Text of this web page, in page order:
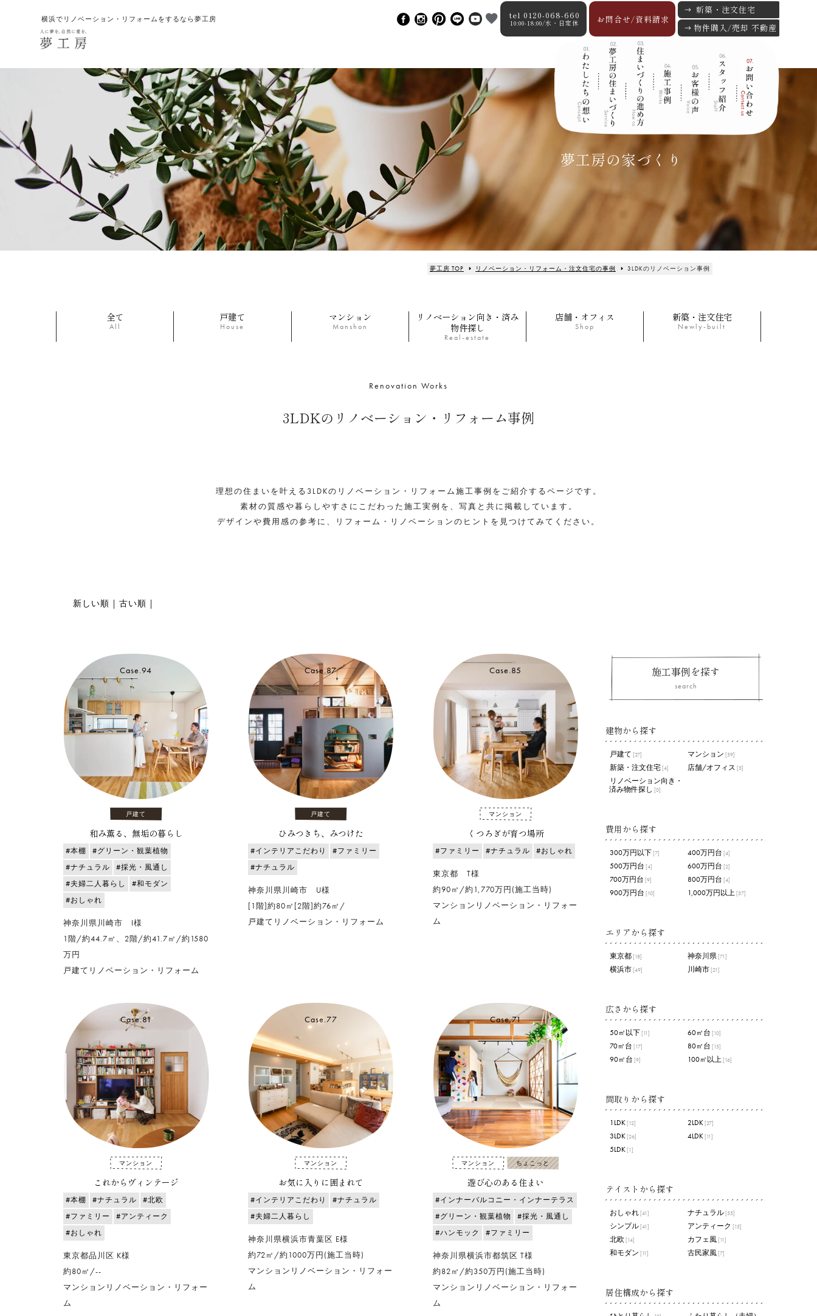
横浜でリノベーション・リフォームをするなら夢工房 tel 0120-068-660
10:00-18:00/水・日定休 お問合せ/資料請求
新築・注文住宅
物件購入/売却 不動産
夢工房の家づくり
夢工房 TOP リノベーション・リフォーム・注文住宅の事例 3LDKのリノベーション事例
全て
All
戸建て
House
マンション
Manshon
リノベーション向き・済み
物件探し
Real-estate
店舗・オフィス
Shop
新築・注文住宅
Newly-built
Renovation Works
3LDKのリノベーション・リフォーム事例
理想の住まいを叶える3LDKのリノベーション・リフォーム施工事例をご紹介するページです。
素材の質感や暮らしやすさにこだわった施工実例を、写真と共に掲載しています。
デザインや費用感の参考に、リフォーム・リノベーションのヒントを見つけてみてください。
新しい順 | 古い順 |
Case.94
戸建て
和み薫る、無垢の暮らし
#本棚
#グリーン・観葉植物
#ナチュラル
#採光・風通し
#夫婦二人暮らし
#和モダン
#おしゃれ
神奈川県川崎市 I様
1階/約44.7㎡、2階/約41.7㎡/約1580
万円
戸建てリノベーション・リフォーム
Case.87
戸建て
ひみつきち、みつけた
#インテリアこだわり
#ファミリー
#ナチュラル
神奈川県川崎市 U様
[1階]約80㎡[2階]約76㎡/
戸建てリノベーション・リフォーム
Case.85
マンション
くつろぎが育つ場所
#ファミリー #ナチュラル #おしゃれ
東京都 T様
約90㎡/約1,770万円(施工当時)
マンションリノベーション・リフォー
ム
Case.81
マンション
これからヴィンテージ
#本棚 #ナチュラル
#北欧
#ファミリー
#アンティーク
#おしゃれ
東京都品川区 K様
約80㎡/--
マンションリノベーション・リフォー
ム
Case.77
マンション
お気に入りに囲まれて
#インテリアこだわり
#ナチュラル
#夫婦二人暮らし
神奈川県横浜市青葉区 E様
約72㎡/約1000万円(施工当時)
マンションリノベーション・リフォー
ム
Case.71
マンション ちょこっと
遊び心のある住まい
#インナーバルコニー・インナーテラス
#グリーン・観葉植物
#採光・風通し
#ハンモック
#ファミリー
神奈川県横浜市都筑区 T様
約82㎡/約350万円(施工当時)
マンションリノベーション・リフォー
ム
施工事例を探す
search
建物から探す
戸建て [27] マンション [59]
新築・注文住宅[4] 店舗/オフィス [5]
リノベーション向き・
済み物件探し [0]
費用から探す
300万円以下[7] 400万円台 [4]
500万円台 [4] 600万円台 [2]
700万円台 [9] 800万円台 [4]
900万円台 [10] 1,000万円以上[37]
エリアから探す
東京都[18] 神奈川県[71]
横浜市[49] 川崎市[21]
広さから探す
50㎡以下[11] 60㎡台 [10]
70㎡台 [17] 80㎡台 [15]
90㎡台 [9] 100㎡以上[16]
間取りから探す
1LDK[12] 2LDK[27]
3LDK[26] 4LDK[11]
5LDK[1]
テイストから探す
おしゃれ[41] ナチュラル[55]
シンプル[41] アンティーク [15]
北欧 [14] カフェ風[11]
和モダン [11] 古民家風[7]
居住構成から探す